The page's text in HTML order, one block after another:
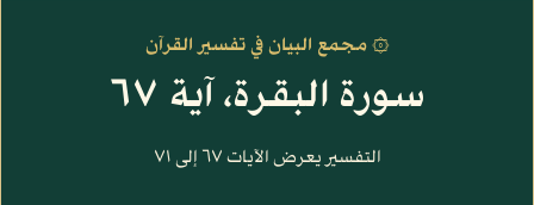
۞ مجمع البيان في تفسير القرآن
سورة البقرة، آية ٦٧
التفسير يعرض الآيات ٦٧ إلى ٧١